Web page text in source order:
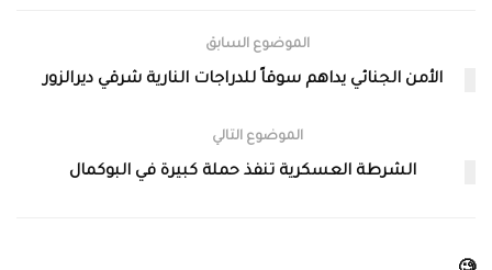
الموضوع السابق
الأمن الجنائي يداهم سوقاً للدراجات النارية شرقي ديرالزور
الموضوع التالي
الشرطة العسكرية تنفذ حملة كبيرة في البوكمال